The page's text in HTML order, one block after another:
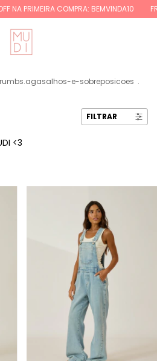
COMPRA: BEMVINDA10 FRETE GRÁTIS
e-sobreposicoes .
FILTRAR
<3